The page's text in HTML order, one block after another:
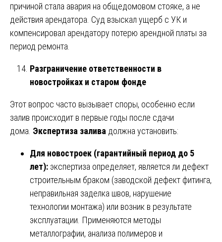
причиной стала авария на общедомовом стояке, а не
действия арендатора. Суд взыскал ущерб с УК и
компенсировал арендатору потерю арендной платы за
период ремонта.
Разграничение ответственности в
новостройках и старом фонде
Этот вопрос часто вызывает споры, особенно если
залив происходит в первые годы после сдачи
дома. Экспертиза залива должна установить:
Для новостроек (гарантийный период до 5
лет): экспертиза определяет, является ли дефект
строительным браком (заводской дефект фитинга,
неправильная заделка швов, нарушение
технологии монтажа) или возник в результате
эксплуатации. Применяются методы
металлографии, анализа полимеров и